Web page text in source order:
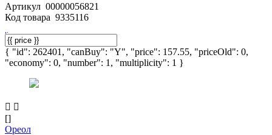
Артикул 00000056821
Код товара 9335116
{ "id": 262401, "canBuy": "Y", "price": 157.55, "priceOld": 0,
"economy": 0, "number": 1, "multiplicity": 1 }
[]
Ореол